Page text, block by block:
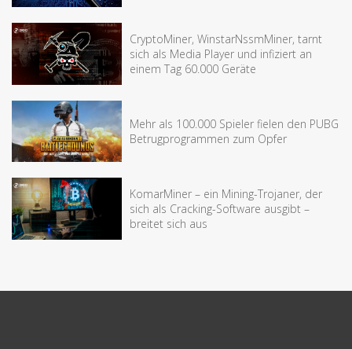
CryptoMiner, WinstarNssmMiner, tarnt
sich als Media Player und infiziert an
einem Tag 60.000 Geräte
Mehr als 100.000 Spieler fielen den PUBG
Betrugprogrammen zum Opfer
KomarMiner – ein Mining-Trojaner, der
sich als Cracking-Software ausgibt –
breitet sich aus